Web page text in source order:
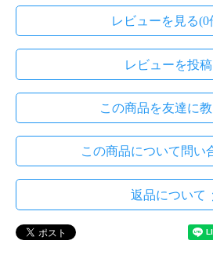
レビューを見る(0
レビューを投稿
この商品を友達に
この商品について問い
返品について